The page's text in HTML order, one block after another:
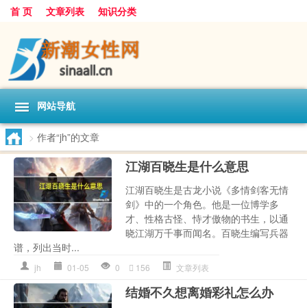
首 页 文章列表 知识分类
网站导航
> 作者“jh”的文章
江湖百晓生是什么意思
江湖百晓生是古龙小说《多情剑客无情
剑》中的一个角色。他是一位博学多
才、性格古怪、恃才傲物的书生，以通
晓江湖万千事而闻名。百晓生编写兵器
谱，列出当时...
jh 01-05 0 156 文章列表
结婚不久想离婚彩礼怎么办